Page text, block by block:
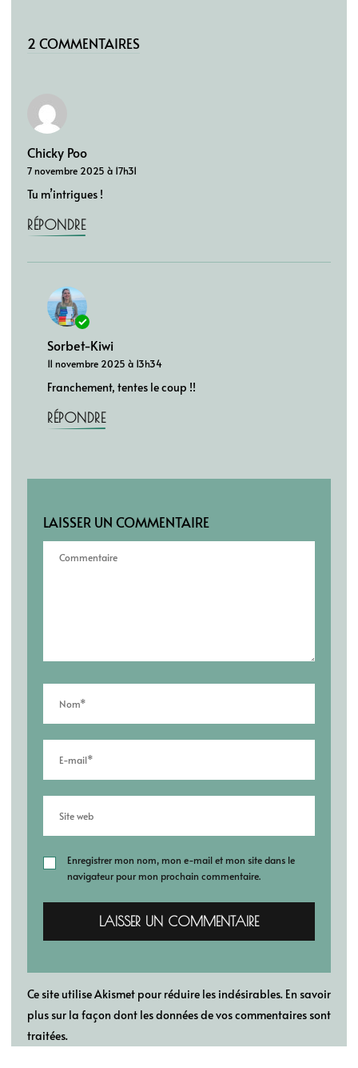
2 COMMENTAIRES
Chicky Poo
7 novembre 2025 à 17h31
Tu m’intrigues !
RÉPONDRE
Sorbet-Kiwi
11 novembre 2025 à 13h34
Franchement, tentes le coup !!
RÉPONDRE
LAISSER UN COMMENTAIRE
Enregistrer mon nom, mon e-mail et mon site dans le
navigateur pour mon prochain commentaire.
Ce site utilise Akismet pour réduire les indésirables. En savoir
plus sur la façon dont les données de vos commentaires sont
traitées.